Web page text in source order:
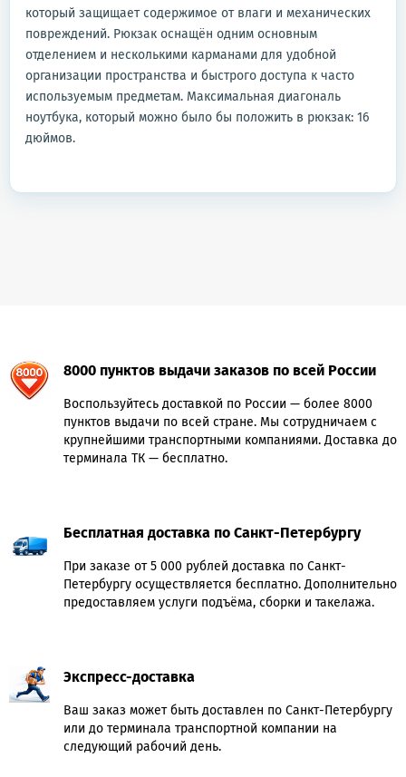
который защищает содержимое от влаги и механических
повреждений. Рюкзак оснащён одним основным
отделением и несколькими карманами для удобной
организации пространства и быстрого доступа к часто
используемым предметам. Максимальная диагональ
ноутбука, который можно было бы положить в рюкзак: 16
дюймов.
8000 пунктов выдачи заказов по всей России
Воспользуйтесь доставкой по России — более 8000
пунктов выдачи по всей стране. Мы сотрудничаем с
крупнейшими транспортными компаниями. Доставка до
терминала ТК — бесплатно.
Бесплатная доставка по Санкт-Петербургу
При заказе от 5 000 рублей доставка по Санкт-
Петербургу осуществляется бесплатно. Дополнительно
предоставляем услуги подъёма, сборки и такелажа.
Экспресс-доставка
Ваш заказ может быть доставлен по Санкт-Петербургу
или до терминала транспортной компании на
следующий рабочий день.